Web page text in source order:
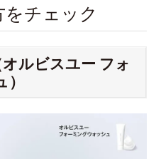
チェック
オルビスユー フォ